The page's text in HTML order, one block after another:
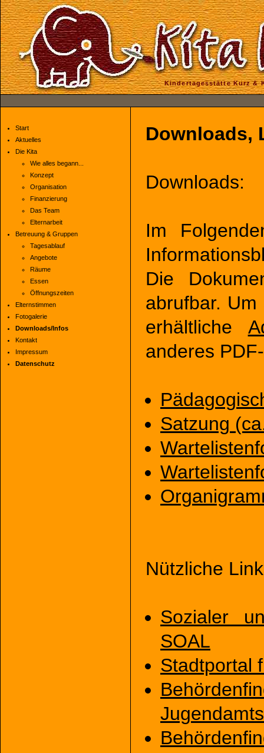
Kindertagesstätte Kurz &
Start
Aktuelles
Die Kita
Wie alles begann...
Konzept
Organisation
Finanzierung
Das Team
Elternarbeit
Betreuung & Gruppen
Tagesablauf
Angebote
Räume
Essen
Öffnungszeiten
Elternstimmen
Fotogalerie
Downloads/Infos
Kontakt
Impressum
Datenschutz
Downloads,
Downloads:
Im
Die
abrufbar.
erhältliche
anderes
Satzung
Nützliche
Sozialer
SOAL
Stadtportal